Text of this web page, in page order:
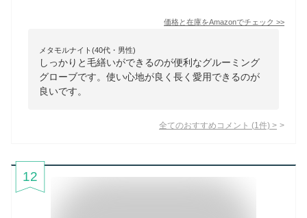
価格と在庫をAmazonでチェック >>
メタモルナイト(40代・男性)
しっかりと毛繕いができるのが便利なグルーミング
グローブです。使い心地が良く長く愛用できるのが
良いです。
全てのおすすめコメント (1 件) >
12